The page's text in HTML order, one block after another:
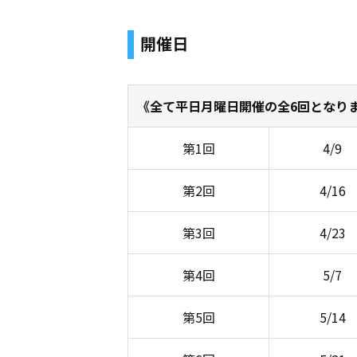
開催日
《全て平日月曜日開催の全6回となり
第1回 4/9
第2回 4/16
第3回 4/23
第4回 5/7
第5回 5/14